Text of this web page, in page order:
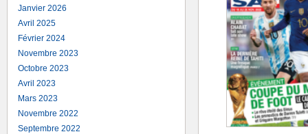
Janvier 2026
Avril 2025
Février 2024
Novembre 2023
Octobre 2023
Avril 2023
Mars 2023
Novembre 2022
Septembre 2022